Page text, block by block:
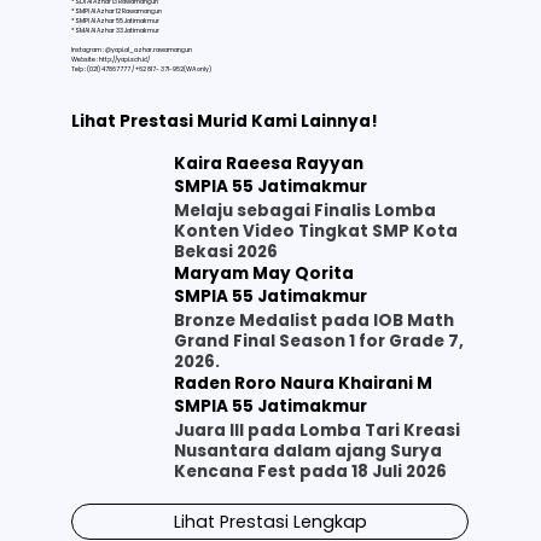
* SMPI Al Azhar 12 Rawamangun
* SMPI Al Azhar 55 Jatimakmur
* SMAI Al Azhar 33 Jatimakmur
Instagram : @yapi.al_azhar.rawamangun
Website :http://yapi.sch.id/
Telp : (021) 47867777 / +62 817- 371-952(WA only)
Lihat Prestasi Murid Kami Lainnya!
Kaira Raeesa Rayyan
SMPIA 55 Jatimakmur
Melaju sebagai Finalis Lomba
Konten Video Tingkat SMP Kota
Bekasi 2026
Maryam May Qorita
SMPIA 55 Jatimakmur
Bronze Medalist pada IOB Math
Grand Final Season 1 for Grade 7,
2026.
Raden Roro Naura Khairani M
SMPIA 55 Jatimakmur
Juara III pada Lomba Tari Kreasi
Nusantara dalam ajang Surya
Kencana Fest pada 18 Juli 2026
Lihat Prestasi Lengkap